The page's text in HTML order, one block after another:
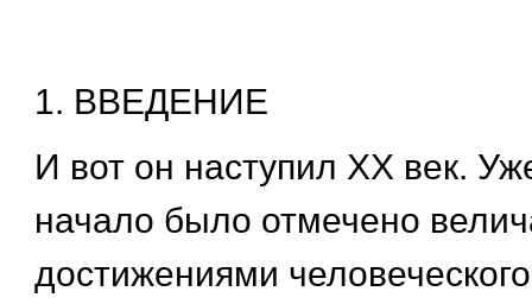
1. ВВЕДЕНИЕ
И вот он наступил ХХ век.
начало было отмечено
достижениями